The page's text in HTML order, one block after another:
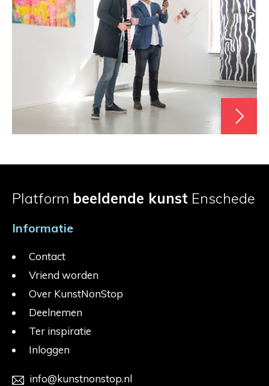
Platform beeldende kunst Enschede
Informatie
Contact
Vriend worden
Over KunstNonStop
Deelnemen
Ter inspiratie
Inloggen
info@kunstnonstop.nl